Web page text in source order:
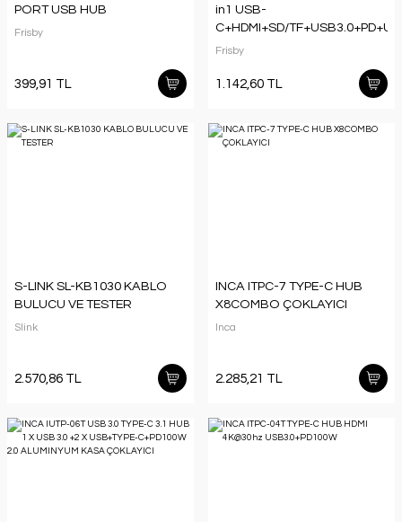
PORT USB HUB
Frisby
399,91 TL
in1 USB-
C+HDMI+SD/
C
Frisby
1.142,60 TL
S-LINK SL-KB1030 KABLO
BULUCU VE TESTER
Slink
2.570,86 TL
INCA ITPC-7 TYPE-C HUB
X8COMBO ÇOKLAYICI
Inca
2.285,21 TL